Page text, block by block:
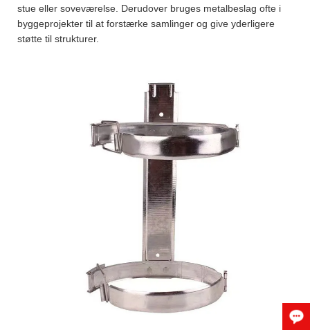
stue eller soveværelse. Derudover bruges metalbeslag ofte i
byggeprojekter til at forstærke samlinger og give yderligere
støtte til strukturer.